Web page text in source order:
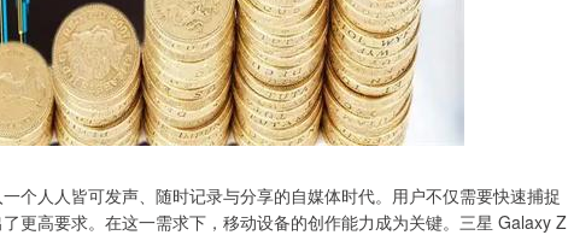
个人人皆可发声、随时记录与分享的自媒体时代。用户不仅需要快速捕捉
更高要求。在这一需求下，移动设备的创作能力成为关键。三星 Galaxy Z